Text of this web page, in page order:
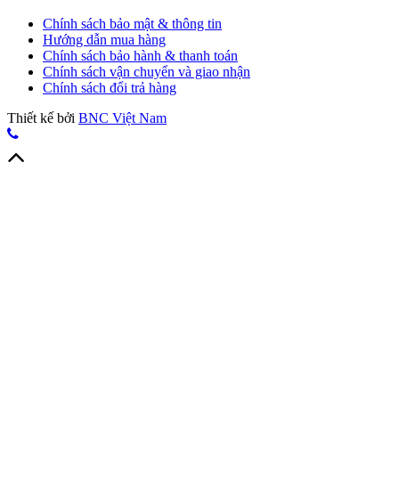
Chính sách bảo mật & thông tin
Hướng dẫn mua hàng
Chính sách bảo hành & thanh toán
Chính sách vận chuyển và giao nhận
Chính sách đổi trả hàng
Thiết kế bởi BNC Việt Nam